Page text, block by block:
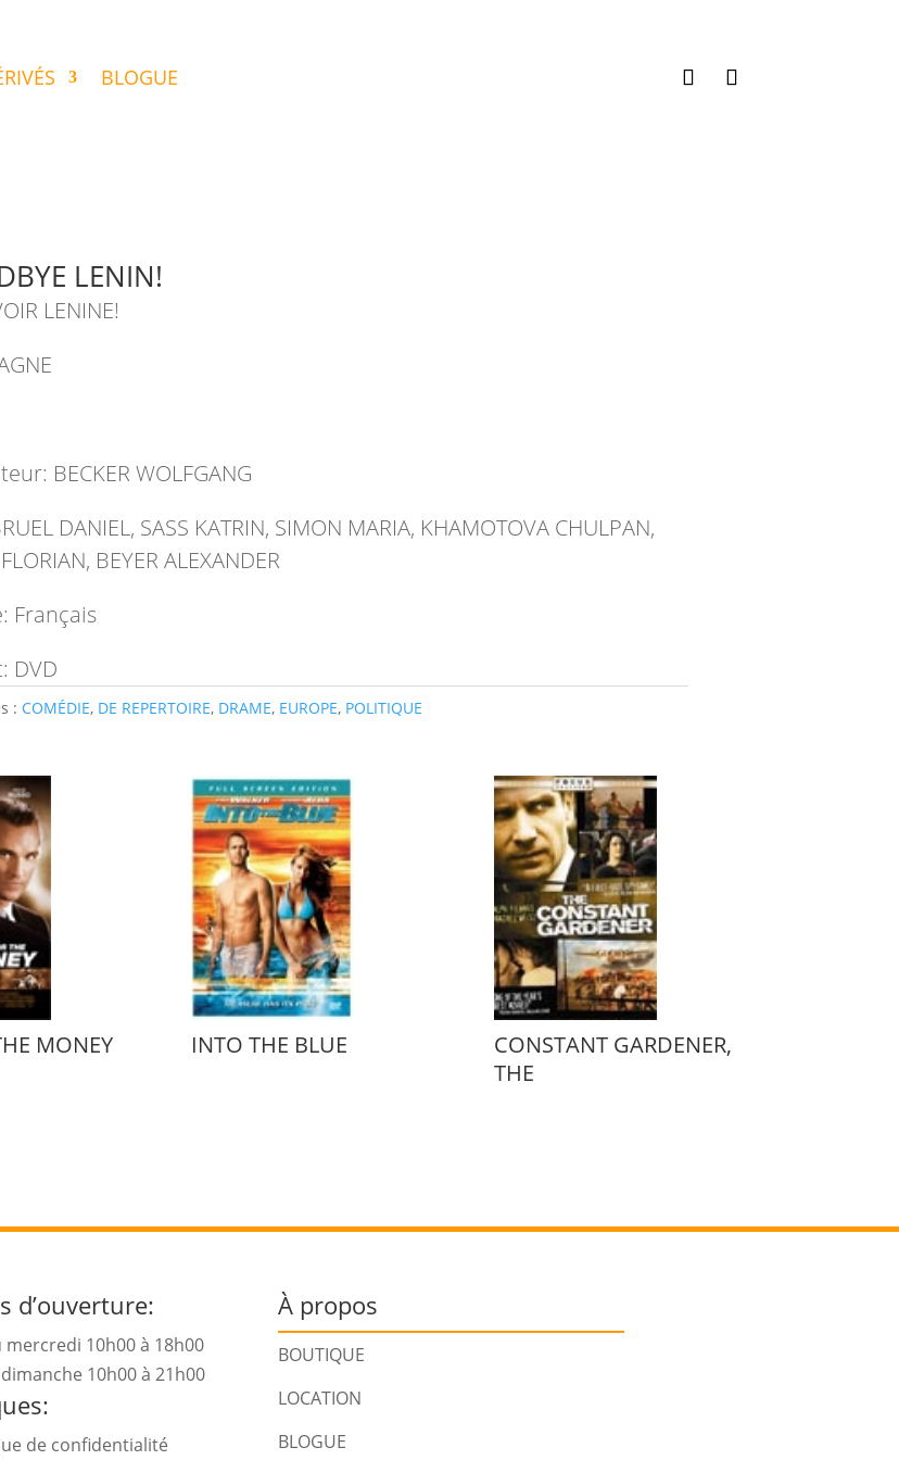
BLOGUE
LENIN!
LENINE!
BECKER WOLFGANG
DANIEL, SASS KATRIN, SIMON MARIA, KHAMOTOVA CHULPAN,
BEYER ALEXANDER
Français
DVD
: COMÉDIE, DE REPERTOIRE, DRAME, EUROPE, POLITIQUE
MONEY INTO THE BLUE
CONSTANT GARDENER,
THE
d’ouverture:
mercredi 10h00 à 18h00
10h00 à 21h00
de confidentialité
À propos
BOUTIQUE
LOCATION
BLOGUE